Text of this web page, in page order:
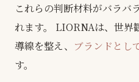
これらの判断材料がバラバ
れます。
LIORNAは、世界
導線を整え、 ブランドとし
す。